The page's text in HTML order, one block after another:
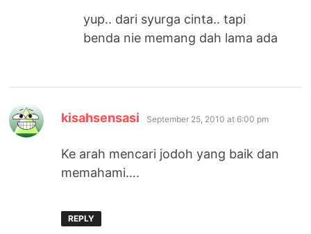
yup.. dari syurga cinta.. tapi
benda nie memang dah lama ada
kisahsensasi says:
September 25, 2010 at 6:00 pm
Ke arah mencari jodoh yang baik dan
memahami….
REPLY